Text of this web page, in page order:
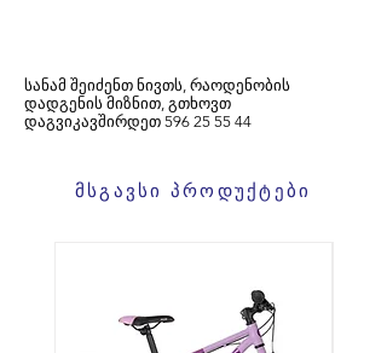
სანამ შეიძენთ ნივთს, რაოდენობის
დადგენის მიზნით, გთხოვთ
დაგვიკავშირდეთ 596 25 55 44
მსგავსი პროდუქტები